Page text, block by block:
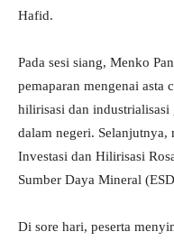
Hafid.
Pada sesi siang, Menko
pemaparan mengenai asta
hilirisasi dan
dalam negeri.
Investasi dan Hilirisasi
Sumber Daya Mineral
Di sore hari, peserta